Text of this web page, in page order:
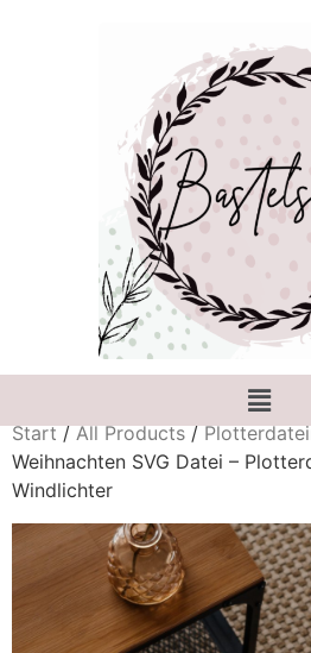
Start/All Products/
Weihnachten SVG Datei –
Windlichter